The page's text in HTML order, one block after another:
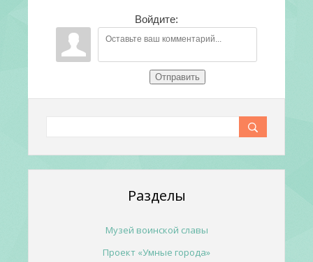
Войдите:
Отправить
Разделы
Музей воинской славы
Проект «Умные города»